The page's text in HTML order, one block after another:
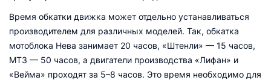
Время обкатки движка может отдельно устанавливаться
производителем для различных моделей. Так, обкатка
мотоблока Нева занимает 20 часов, «Штенли» — 15 часов,
МТЗ — 50 часов, а двигатели производства «Лифан» и
«Вейма» проходят за 5–8 часов. Это время необходимо для